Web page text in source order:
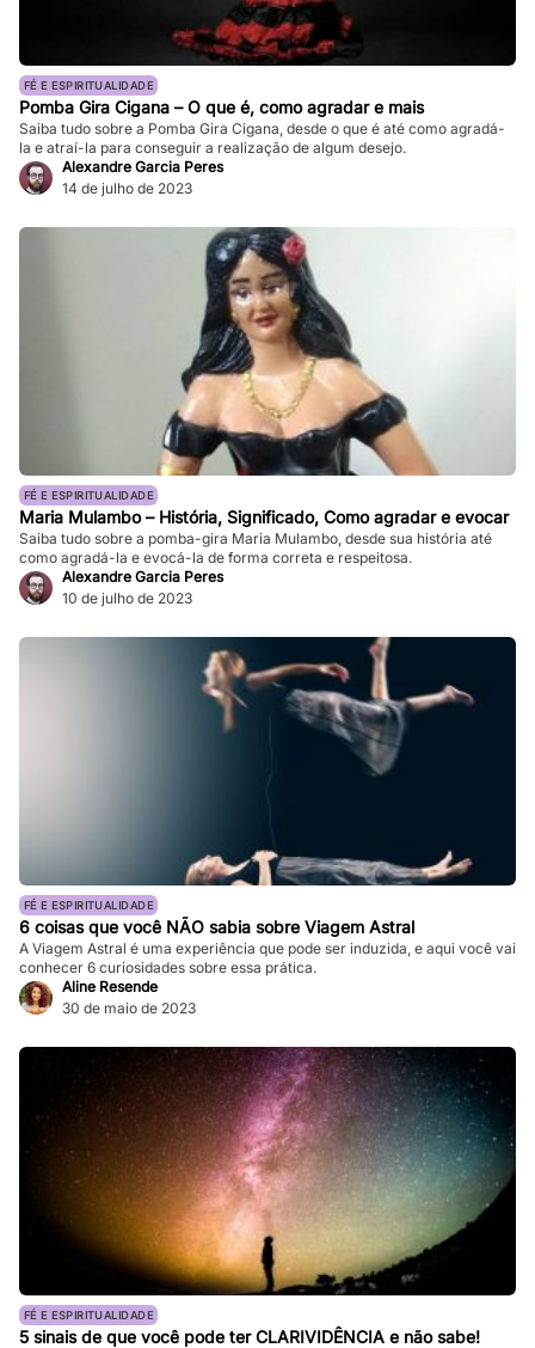
FÉ E ESPIRITUALIDADE
Pomba Gira Cigana – O que é, como agradar e mais
Saiba tudo sobre a Pomba Gira Cigana, desde o que é até como agradá-
la e atraí-la para conseguir a realização de algum desejo.
Alexandre Garcia Peres
14 de julho de 2023
FÉ E ESPIRITUALIDADE
Maria Mulambo – História, Significado, Como agradar e evocar
Saiba tudo sobre a pomba-gira Maria Mulambo, desde sua história até
como agradá-la e evocá-la de forma correta e respeitosa.
Alexandre Garcia Peres
10 de julho de 2023
FÉ E ESPIRITUALIDADE
6 coisas que você NÃO sabia sobre Viagem Astral
A Viagem Astral é uma experiência que pode ser induzida, e aqui você vai
conhecer 6 curiosidades sobre essa prática.
Aline Resende
30 de maio de 2023
FÉ E ESPIRITUALIDADE
5 sinais de que você pode ter CLARIVIDÊNCIA e não sabe!